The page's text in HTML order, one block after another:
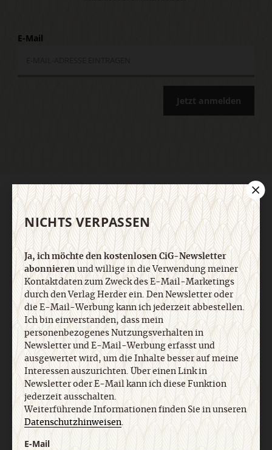
E-Mail
Jetzt anmelden
AGB und Widerrufsbelehrung Datenschutz
Barrierefreiheit
Impressum
Vertrag widerrufen Abo online kündigen
Nach oben
NICHTS VERPASSEN
Ja, ich möchte den kostenlosen CiG-Newsletter
abonnierenund willige in die Verwendung meiner
Kontaktdaten zum Zweck des E-Mail-Marketings
durch den Verlag Herder ein. Den Newsletter oder
die E-Mail-Werbung kann ich jederzeit abbestellen.
Ich bin einverstanden, dass mein
personenbezogenes Nutzungsverhalten in
Newsletter und E-Mail-Werbung erfasst und
ausgewertet wird, um die Inhalte besser auf meine
Interessen auszurichten. Über einen Link in
Newsletter oder E-Mail kann ich diese Funktion
jederzeit ausschalten.
Weiterführende Informationen finden Sie in unseren
Datenschutzhinweisen.
E-Mail